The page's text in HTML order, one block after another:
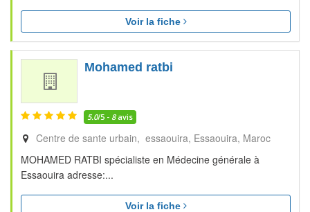
Voir la fiche
Mohamed ratbi
5.0/5 - 8avis
Centre de sante urbain, essaouira Essaouira Maroc
MOHAMED RATBI spécialiste en Médecine générale à
Essaouira adresse:...
Voir la fiche